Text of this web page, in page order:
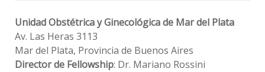
Unidad Obstétrica y Ginecológica de Mar del Plata
Av. Las Heras 3113
Mar del Plata, Provincia de Buenos Aires
Director de Fellowship: Dr. Mariano Rossini